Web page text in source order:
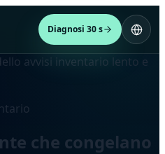
Diagnosi 30 s
avvisi inventario lento e
che congelano